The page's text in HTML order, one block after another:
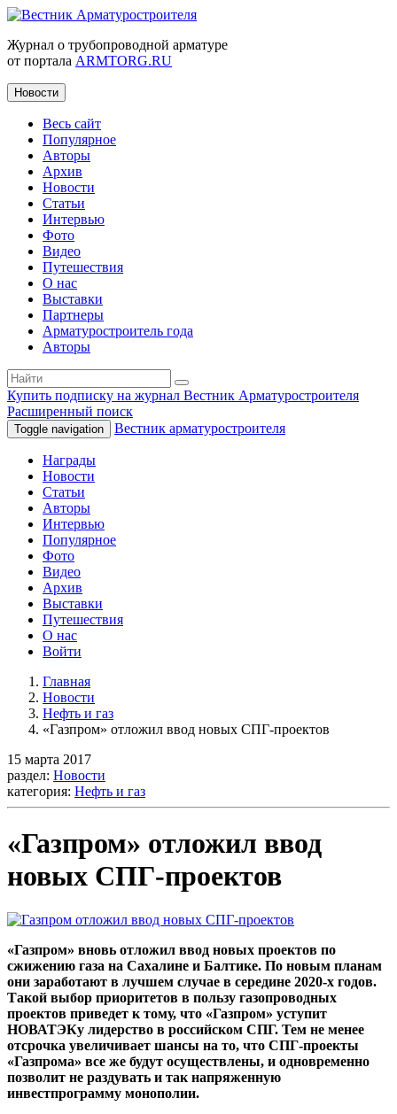
Журнал о трубопроводной арматуре
от портала ARMTORG.RU
Новости
Весь сайт
Популярное
Авторы
Архив
Новости
Статьи
Интервью
Фото
Видео
Путешествия
О нас
Выставки
Партнеры
Арматуростроитель года
Авторы
Купить подписку на журнал Вестник Арматуростроителя
Расширенный поиск
Toggle navigation Вестник арматуростроителя
Награды
Новости
Статьи
Авторы
Интервью
Популярное
Фото
Видео
Архив
Выставки
Путешествия
О нас
Войти
Главная
Новости
Нефть и газ
«Газпром» отложил ввод новых СПГ-проектов
15 марта 2017
раздел: Новости
категория: Нефть и газ
«Газпром» отложил ввод
новых СПГ-проектов
«Газпром» вновь отложил ввод новых проектов по
сжижению газа на Сахалине и Балтике. По новым планам
они заработают в лучшем случае в середине 2020-х годов.
Такой выбор приоритетов в пользу газопроводных
проектов приведет к тому, что «Газпром» уступит
НОВАТЭКу лидерство в российском СПГ. Тем не менее
отсрочка увеличивает шансы на то, что СПГ-проекты
«Газпрома» все же будут осуществлены, и одновременно
позволит не раздувать и так напряженную
инвестпрограмму монополии.